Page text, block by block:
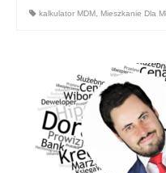
kalkulator MDM Mieszkanie Dla